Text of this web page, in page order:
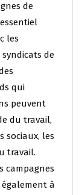
de
les
de
qui
peuvent
du travail,
sociaux, les
travail.
campagnes
à